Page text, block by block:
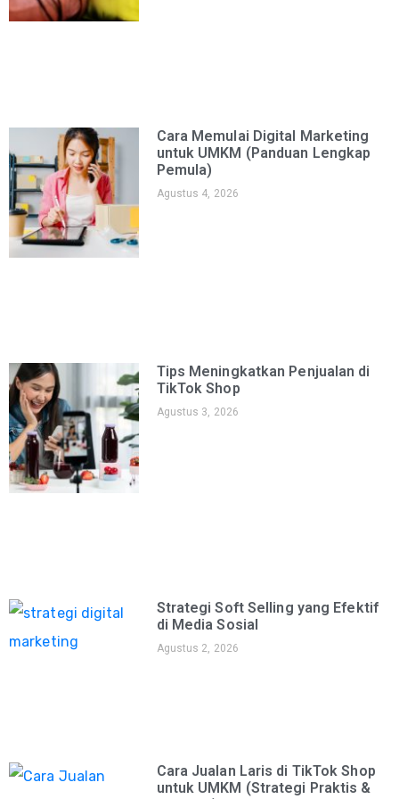
Cara Memulai Digital Marketing
untuk UMKM (Panduan Lengkap
Pemula)
Agustus 4, 2026
Tips Meningkatkan Penjualan di
TikTok Shop
Agustus 3, 2026
Strategi Soft Selling yang Efektif
di Media Sosial
Agustus 2, 2026
Cara Jualan Laris di TikTok Shop
untuk UMKM (Strategi Praktis &